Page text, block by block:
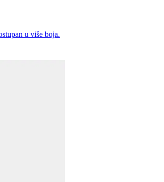
u više boja.